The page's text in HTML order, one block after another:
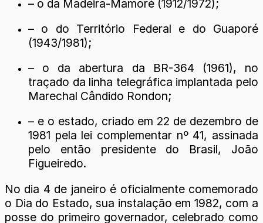
– o da Madeira-Mamoré (1912/1972);
– o do Território Federal e do Guaporé
(1943/1981);
– o da abertura da BR-364 (1961), no
traçado da linha telegráfica implantada pelo
Marechal Cândido Rondon;
– e o estado, criado em 22 de dezembro de
1981 pela lei complementar nº 41, assinada
pelo então presidente do Brasil, João
Figueiredo.
No dia 4 de janeiro é oficialmente comemorado
o Dia do Estado, sua instalação em 1982, com a
posse do primeiro governador, celebrado como